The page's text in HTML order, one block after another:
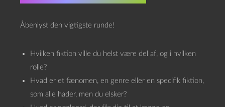
Åbenlyst den vigtigste runde!
Hvilken fiktion ville du helst være del af, og i hvilken
rolle?
Hvad er et fænomen, en genre eller en specifik fiktion,
som alle hader, men du elsker?